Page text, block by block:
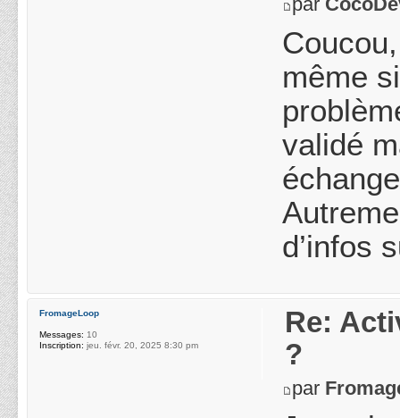
même
validé
d’infos
Re:
?
par
FromageLoop
Messages: 10
Inscription: jeu. févr. 20, 2025 8:30 pm